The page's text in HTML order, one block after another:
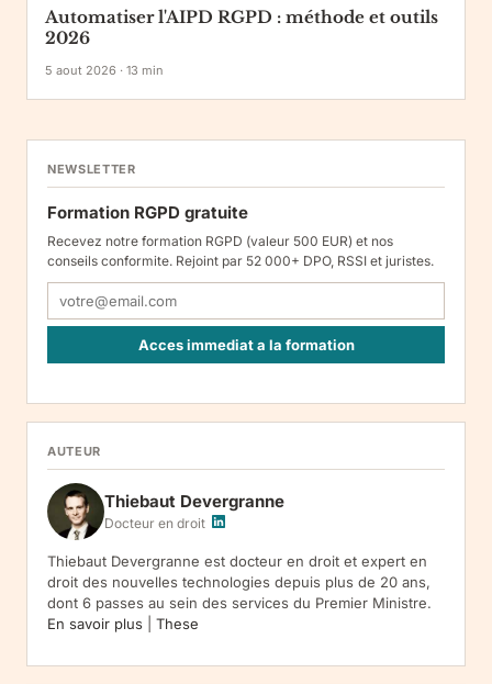
Automatiser l'AIPD RGPD : méthode et outils
2026
5 aout 2026 · 13 min
NEWSLETTER
Formation RGPD gratuite
Recevez notre formation RGPD (valeur 500 EUR) et nos
conseils conformite. Rejoint par 52 000+ DPO, RSSI et juristes.
Acces immediat a la formation
05120, Lituanie. Finalite : inscription a la newsletter et reception
de nos communications. Base legale : consentement (art. 6.1.a
(hebergement), Amazon SES (envoi des emails). Conservation :
jusqu'a desinscription. Droits : acces, rectification, effacement,
limitation, opposition, portabilite -- exercez vos droits via notre
Reclamation :.
AUTEUR
Thiebaut Devergranne
Docteur en droit
Thiebaut Devergranne est docteur en droit et expert en
droit des nouvelles technologies depuis plus de 20 ans,
dont 6 passes au sein des services du Premier Ministre.
En savoir plus
These